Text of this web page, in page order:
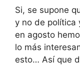
Si, se supone
y no de política
en agosto
lo más
esto… Así que